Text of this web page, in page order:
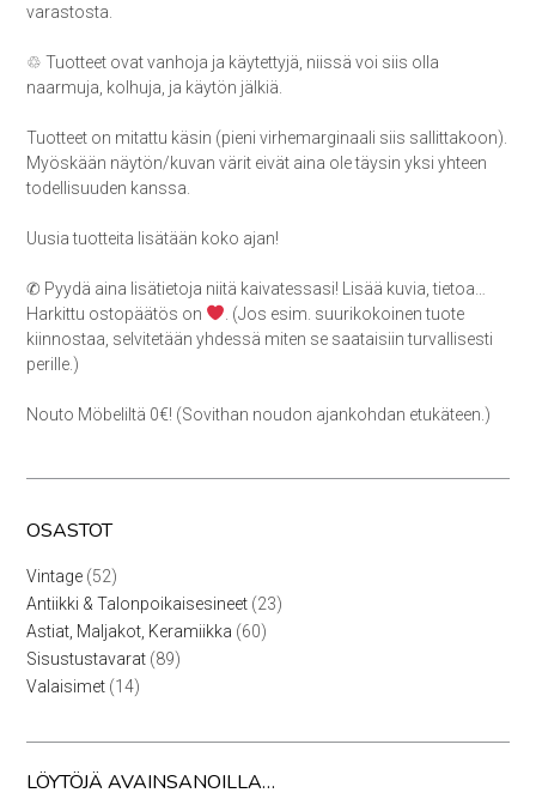
varastosta.
♲ Tuotteet ovat vanhoja ja käytettyjä, niissä voi siis olla
naarmuja, kolhuja, ja käytön jälkiä.
Tuotteet on mitattu käsin (pieni virhemarginaali siis sallittakoon).
Myöskään näytön/kuvan värit eivät aina ole täysin yksi yhteen
todellisuuden kanssa.
Uusia tuotteita lisätään koko ajan!
✆ Pyydä aina lisätietoja niitä kaivatessasi! Lisää kuvia, tietoa…
Harkittu ostopäätös on
. (Jos esim. suurikokoinen tuote
kiinnostaa, selvitetään yhdessä miten se saataisiin turvallisesti
perille.)
Nouto Möbeliltä 0€! (Sovithan noudon ajankohdan etukäteen.)
OSASTOT
Vintage 5252
tuotetta
Antiikki & Talonpoikaisesineet 2323
Astiat, Maljakot, Keramiikka 6060
Sisustustavarat 8989
Valaisimet 1414
LÖYTÖJÄ AVAINSANOILLA…